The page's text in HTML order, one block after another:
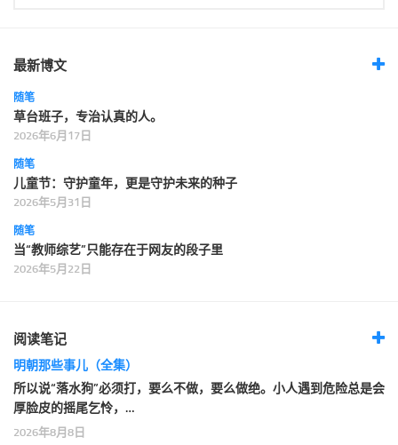
最新博文
随笔
草台班子，专治认真的人。
2026年6月17日
随笔
儿童节：守护童年，更是守护未来的种子
2026年5月31日
随笔
当“教师综艺”只能存在于网友的段子里
2026年5月22日
阅读笔记
明朝那些事儿（全集）
所以说“落水狗”必须打，要么不做，要么做绝。小人遇到危险总是会
厚脸皮的摇尾乞怜，…
2026年8月8日